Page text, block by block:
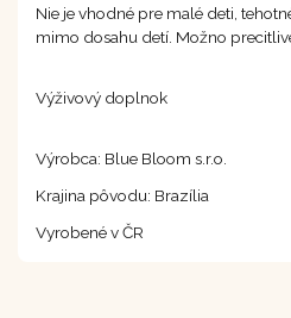
Nie je vhodné pre malé deti,
mimo dosahu detí. Možno
Výživový doplnok
Výrobca: Blue Bloom s.r.o.
Krajina pôvodu: Brazília
Vyrobené v ČR